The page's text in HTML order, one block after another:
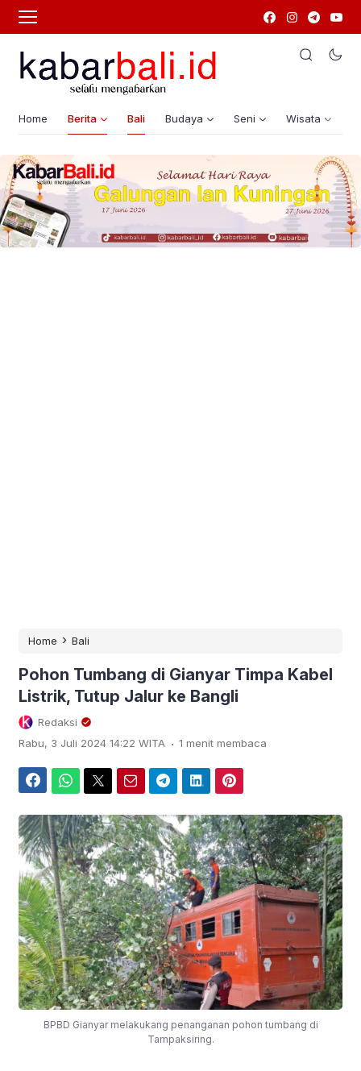
Home Berita Bali Budaya Seni Wisata
Home › Bali
Pohon Tumbang di Gianyar Timpa Kabel
Listrik, Tutup Jalur ke Bangli
Redaksi
Rabu, 3 Juli 2024 14:22 WITA . 1 menit membaca
BPBD Gianyar melakukang penanganan pohon tumbang di
Tampaksiring.